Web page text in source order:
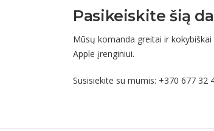
baterija
Pasikeiskite šią
Mūsų komanda greitai ir kokybiškai
Apple įrenginiui.
Susisiekite su mumis: +370 677 32